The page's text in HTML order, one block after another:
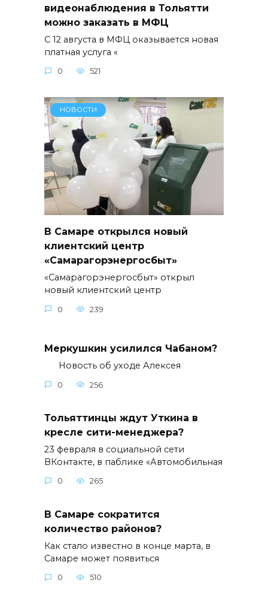
видеонаблюдения в Тольятти
можно заказать в МФЦ
С 12 августа в МФЦ оказывается новая
платная услуга «
0 521
НОВОСТИ
В Самаре открылся новый
клиентский центр
«Самарагорэнергосбыт»
«Самарагорэнергосбыт» открыл
новый клиентский центр
0 239
Меркушкин усилился Чабаном?
Новость об уходе Алексея
0 256
Тольяттинцы ждут Уткина в
кресле сити-менеджера?
23 февраля в социальной сети
ВКонтакте, в паблике «Автомобильная
0 265
В Самаре сократится
количество районов?
Как стало известно в конце марта, в
Самаре может появиться
0 510